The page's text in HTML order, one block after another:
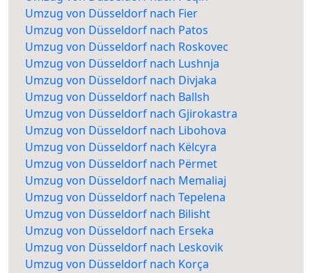
Umzug von Düsseldorf nach Fier
Umzug von Düsseldorf nach Patos
Umzug von Düsseldorf nach Roskovec
Umzug von Düsseldorf nach Lushnja
Umzug von Düsseldorf nach Divjaka
Umzug von Düsseldorf nach Ballsh
Umzug von Düsseldorf nach Gjirokastra
Umzug von Düsseldorf nach Libohova
Umzug von Düsseldorf nach Këlcyra
Umzug von Düsseldorf nach Përmet
Umzug von Düsseldorf nach Memaliaj
Umzug von Düsseldorf nach Tepelena
Umzug von Düsseldorf nach Bilisht
Umzug von Düsseldorf nach Erseka
Umzug von Düsseldorf nach Leskovik
Umzug von Düsseldorf nach Korça